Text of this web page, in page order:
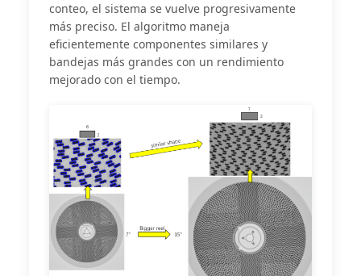
conteo, el sistema se vuelve progresivamente
más preciso. El algoritmo maneja
eficientemente componentes similares y
bandejas más grandes con un rendimiento
mejorado con el tiempo.